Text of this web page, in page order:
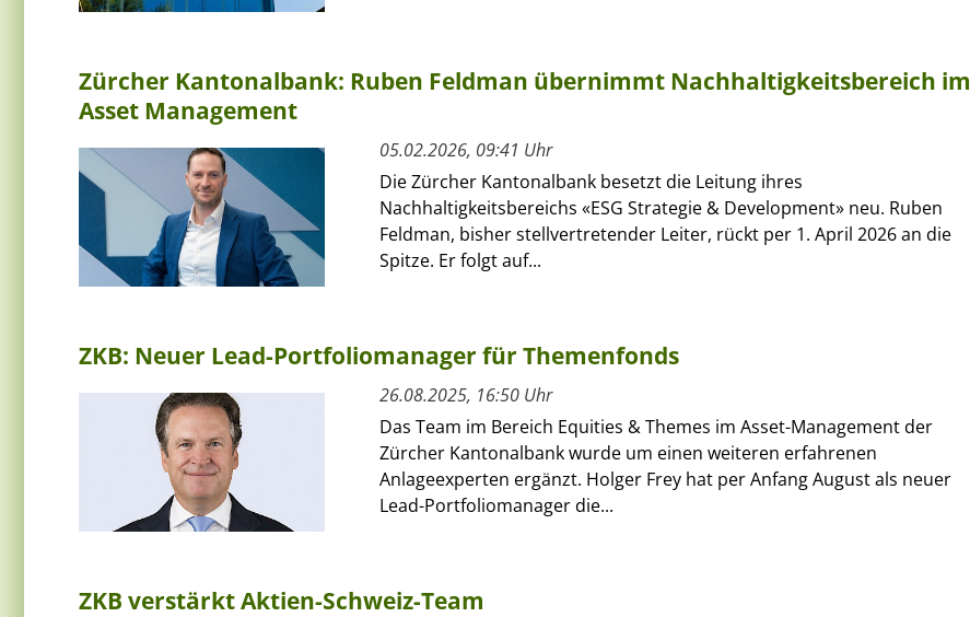
Zürcher Kantonalbank: Ruben Feldman übernimmt Nachhaltigkeitsbereich im
Asset Management
05.02.2026, 09:41 Uhr
Die Zürcher Kantonalbank besetzt die Leitung ihres
Nachhaltigkeitsbereichs «ESG Strategie & Development» neu. Ruben
Feldman, bisher stellvertretender Leiter, rückt per 1. April 2026 an die
Spitze. Er folgt auf...
ZKB: Neuer Lead-Portfoliomanager für Themenfonds
26.08.2025, 16:50 Uhr
Das Team im Bereich Equities & Themes im Asset-Management der
Zürcher Kantonalbank wurde um einen weiteren erfahrenen
Anlageexperten ergänzt. Holger Frey hat per Anfang August als neuer
Lead-Portfoliomanager die...
ZKB verstärkt Aktien-Schweiz-Team